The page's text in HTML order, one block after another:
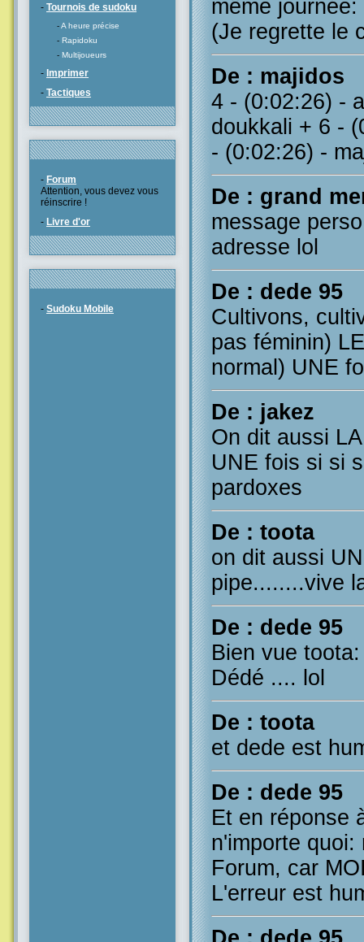
- Tournois de sudoku
-A heure précise
- Rapidoku
- Multijoueurs
- Imprimer
- Tactiques
- Forum
Attention, vous devez vous
réinscrire !
- Livre d'or
- Sudoku Mobile
même
(Je regrette le
De : majidos
4 - (0:02:26) -
doukkali + 6 -
- (0:02:26) -
De : grand
message
adresse lol
De : dede 95
Cultivons,
pas féminin)
normal) UNE
De : jakez
On dit aussi
UNE fois si si
pardoxes
De : toota
on dit aussi
pipe........vive
De : dede 95
Bien vue
Dédé .... lol
De : toota
et dede est
De : dede 95
Et en réponse
n'importe quoi:
Forum, car
L'erreur est